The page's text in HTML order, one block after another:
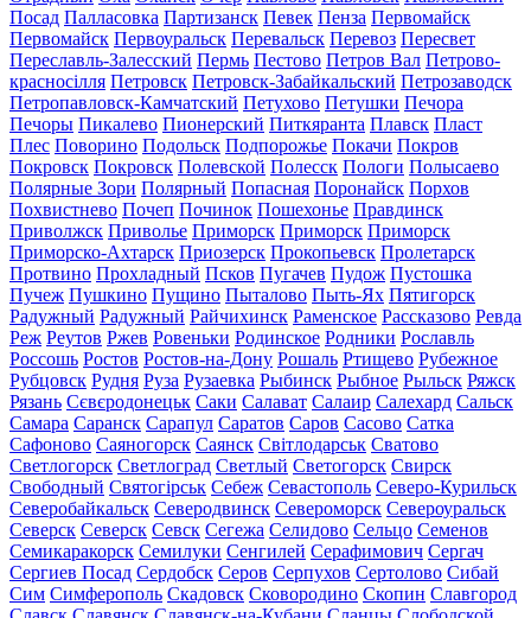
Посад Палласовка Партизанск Певек Пенза Первомайск
Первомайск Первоуральск Перевальск Перевоз Пересвет
Переславль-Залесский Пермь Пестово Петров Вал Петрово-
красносілля Петровск Петровск-Забайкальский Петрозаводск
Петропавловск-Камчатский Петухово Петушки Печора
Печоры Пикалево Пионерский Питкяранта Плавск Пласт
Плес Поворино Подольск Подпорожье Покачи Покров
Покровск Покровск Полевской Полесск Пологи Полысаево
Полярные Зори Полярный Попасная Поронайск Порхов
Похвистнево Почеп Починок Пошехонье Правдинск
Приволжск Приволье Приморск Приморск Приморск
Приморско-Ахтарск Приозерск Прокопьевск Пролетарск
Протвино Прохладный Псков Пугачев Пудож Пустошка
Пучеж Пушкино Пущино Пыталово Пыть-Ях Пятигорск
Радужный Радужный Райчихинск Раменское Рассказово Ревда
Реж Реутов Ржев Ровеньки Родинское Родники Рославль
Россошь Ростов Ростов-на-Дону Рошаль Ртищево Рубежное
Рубцовск Рудня Руза Рузаевка Рыбинск Рыбное Рыльск Ряжск
Рязань Сєвєродонецьк Саки Салават Салаир Салехард Сальск
Самара Саранск Сарапул Саратов Саров Сасово Сатка
Сафоново Саяногорск Саянск Світлодарськ Сватово
Светлогорск Светлоград Светлый Светогорск Свирск
Свободный Святогірськ Себеж Севастополь Северо-Курильск
Северобайкальск Северодвинск Североморск Североуральск
Северск Северск Севск Сегежа Селидово Сельцо Семенов
Семикаракорск Семилуки Сенгилей Серафимович Сергач
Сергиев Посад Сердобск Серов Серпухов Сертолово Сибай
Сим Симферополь Скадовск Сковородино Скопин Славгород